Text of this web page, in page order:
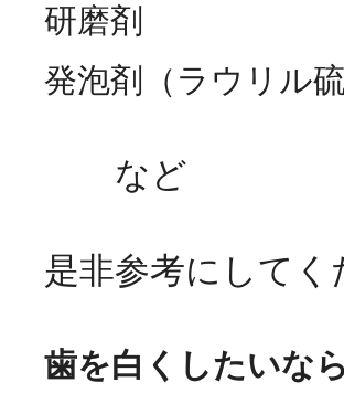
研磨剤
発泡剤（ラウリル
など
是非参考にしてく
歯を白くしたいな